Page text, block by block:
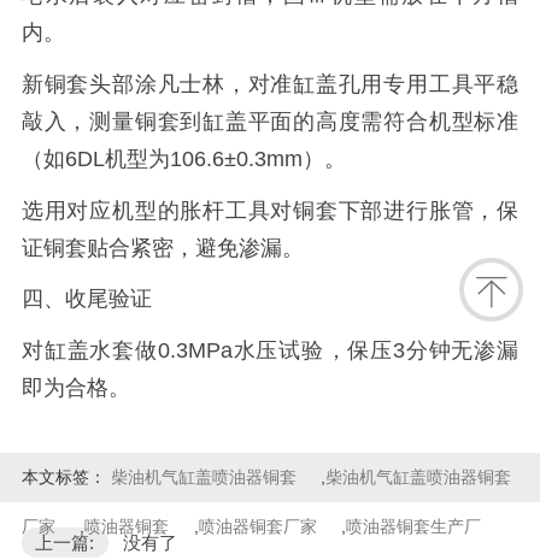
内。
新铜套头部涂凡士林，对准缸盖孔用专用工具平稳
敲入，测量铜套到缸盖平面的高度需符合机型标准
（如6DL机型为106.6±0.3mm）。
选用对应机型的胀杆工具对铜套下部进行胀管，保
证铜套贴合紧密，避免渗漏。
四、收尾验证
对缸盖水套做‌0.3MPa水压试验‌，保压3分钟无渗漏
即为合格。
本文标签： 柴油机气缸盖喷油器铜套 ,柴油机气缸盖喷油器铜套
厂家 ,喷油器铜套 ,喷油器铜套厂家 ,喷油器铜套生产厂
上一篇: 没有了